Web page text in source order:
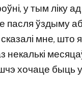
у тым ліку ад
пасля ўздыму
мне, што
некалькі
хочаце быць